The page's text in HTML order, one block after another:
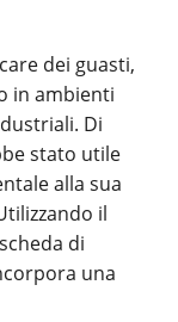
dei guasti,
in ambienti
Di
stato utile
alla sua
il
di
una